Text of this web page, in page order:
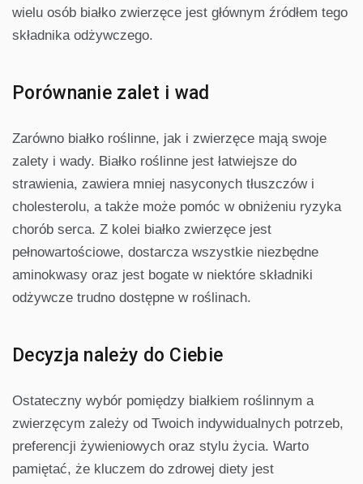
wielu osób białko zwierzęce jest głównym źródłem tego
składnika odżywczego.
Porównanie zalet i wad
Zarówno białko roślinne, jak i zwierzęce mają swoje
zalety i wady. Białko roślinne jest łatwiejsze do
strawienia, zawiera mniej nasyconych tłuszczów i
cholesterolu, a także może pomóc w obniżeniu ryzyka
chorób serca. Z kolei białko zwierzęce jest
pełnowartościowe, dostarcza wszystkie niezbędne
aminokwasy oraz jest bogate w niektóre składniki
odżywcze trudno dostępne w roślinach.
Decyzja należy do Ciebie
Ostateczny wybór pomiędzy białkiem roślinnym a
zwierzęcym zależy od Twoich indywidualnych potrzeb,
preferencji żywieniowych oraz stylu życia. Warto
pamiętać, że kluczem do zdrowej diety jest